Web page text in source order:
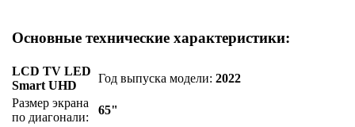
Основные технические характеристики:
LCD TV LED
Smart UHD
Год выпуска модели:2022
Размер экрана
по диагонали:
65"